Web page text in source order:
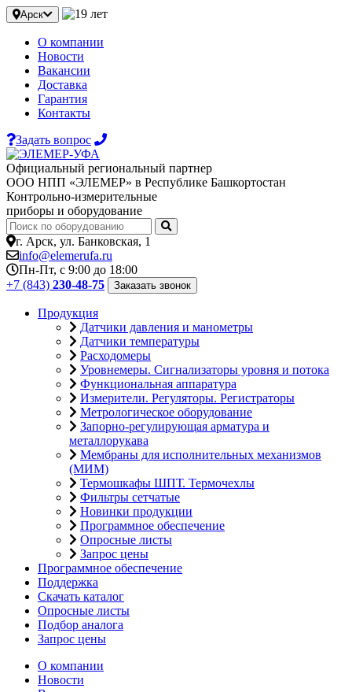
Арск
О компании
Новости
Вакансии
Доставка
Гарантия
Контакты
Задать вопрос
Официальный региональный партнер
ООО НПП «ЭЛЕМЕР» в Республике Башкортостан
Контрольно-измерительные
приборы и оборудование
г. Арск, ул. Банковская, 1
info@elemerufa.ru
Пн-Пт, с 9:00 до 18:00
+7 (843) 230-48-75 Заказать звонок
Продукция
Датчики давления и манометры
Датчики температуры
Расходомеры
Уровнемеры. Сигнализаторы уровня и потока
Функциональная аппаратура
Измерители. Регуляторы. Регистраторы
Метрологическое оборудование
Запорно-регулирующая арматура и
металлорукава
Мембраны для исполнительных механизмов
(МИМ)
Термошкафы ШПТ. Термочехлы
Фильтры сетчатые
Новинки продукции
Программное обеспечение
Опросные листы
Запрос цены
Программное обеспечение
Поддержка
Скачать каталог
Опросные листы
Подбор аналога
Запрос цены
О компании
Новости